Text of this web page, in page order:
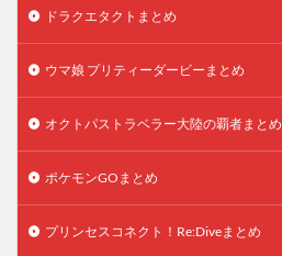
ドラクエタクトまとめ
ウマ娘 プリティーダービーまとめ
オクトパストラベラー大陸の覇者まとめ
ポケモンGOまとめ
プリンセスコネクト！Re:Diveまとめ